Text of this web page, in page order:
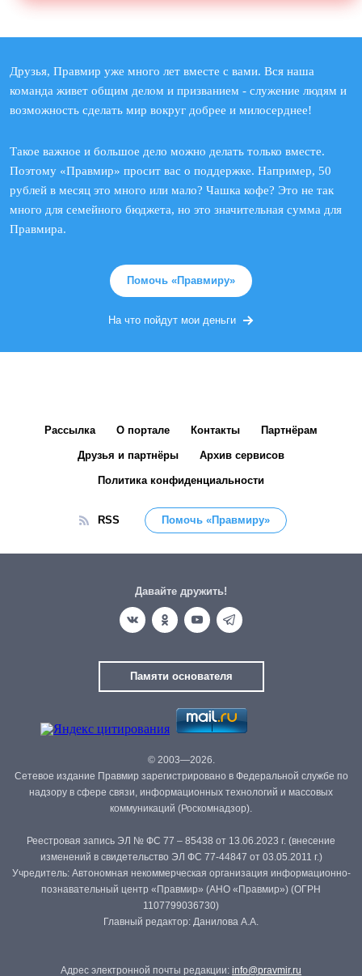
Друзья, Правмир уже много лет вместе с вами. Вся наша
команда живет общим делом и призванием - служение людям и
возможность сделать мир вокруг добрее и милосерднее!
Такое важное и большое дело можно делать только вместе.
Поэтому «Правмир» просит вас о поддержке. Например, 50
рублей в месяц это много или мало? Чашка кофе? Это не так
много для семейного бюджета, но это значительная сумма для
Правмира.
Помочь «Правмиру»
На что пойдут мои деньги
Рассылка О портале Контакты Партнёрам
Друзья и партнёры Архив сервисов
Политика конфиденциальности
RSS Помочь «Правмиру»
Давайте дружить!
Памяти основателя
© 2003—2026.
Сетевое издание Правмир зарегистрировано в Федеральной службе по
надзору в сфере связи, информационных технологий и массовых
коммуникаций (Роскомнадзор).
Реестровая запись ЭЛ № ФС 77 – 85438 от 13.06.2023 г. (внесение
изменений в свидетельство ЭЛ ФС 77-44847 от 03.05.2011 г.)
Учредитель: Автономная некоммерческая организация информационно-
познавательный центр «Правмир» (АНО «Правмир») (ОГРН
1107799036730)
Главный редактор: Данилова А.А.
Адрес электронной почты редакции: info@pravmir.ru